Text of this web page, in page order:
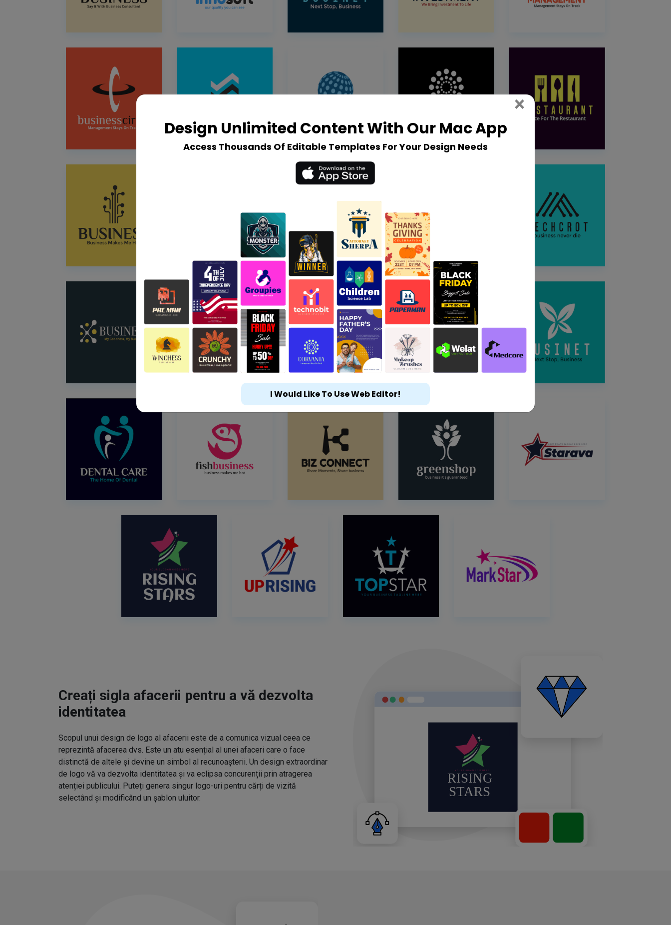
Creați sigla afacerii pentru a vă dezvolta
identitatea
Scopul unui design de logo al afacerii este de a comunica vizual ceea ce
reprezintă afacerea dvs. Este un atu esențial al unei afaceri care o face
distinctă de altele și devine un simbol al recunoașterii. Un design extraordinar
de logo vă va dezvolta identitatea și va eclipsa concurenții prin atragerea
atenției publicului. Puteți genera singur logo-uri pentru cărți de vizită
selectând și modificând un șablon uluitor.
Design Unlimited Content With Our Mac App
Access Thousands Of Editable Templates For Your Design Needs
× Close
I Would Like To Use Web Editor!